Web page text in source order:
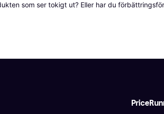
som ser tokigt ut? Eller har du